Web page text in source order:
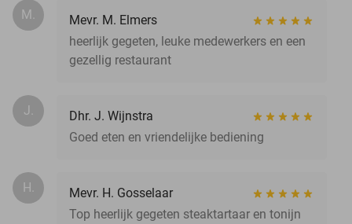
M.
Mevr. M. Elmers
heerlijk gegeten, leuke medewerkers en een
gezellig restaurant
J.
Dhr. J. Wijnstra
Goed eten en vriendelijke bediening
H.
Mevr. H. Gosselaar
Top heerlijk gegeten steaktartaar en tonijn